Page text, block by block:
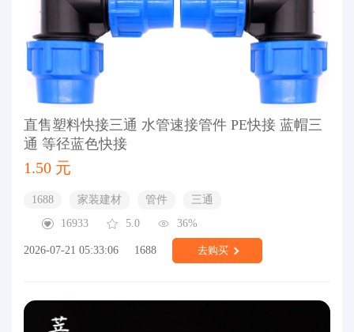
直售塑料快接三通 水管速接管件 PE快接 蓝帽三
通 等径蓝色快接
1.50 元
1688 家装建材 管件
三通
16933
5.0 36%
2026-07-21 05:33:06 1688 去购买